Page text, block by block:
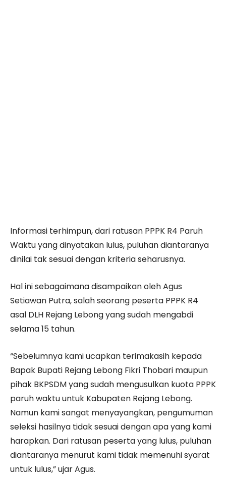
Informasi terhimpun, dari ratusan PPPK R4 Paruh
Waktu yang dinyatakan lulus, puluhan diantaranya
dinilai tak sesuai dengan kriteria seharusnya.
Hal ini sebagaimana disampaikan oleh Agus
Setiawan Putra, salah seorang peserta PPPK R4
asal DLH Rejang Lebong yang sudah mengabdi
selama 15 tahun.
“Sebelumnya kami ucapkan terimakasih kepada
Bapak Bupati Rejang Lebong Fikri Thobari maupun
pihak BKPSDM yang sudah mengusulkan kuota PPPK
paruh waktu untuk Kabupaten Rejang Lebong.
Namun kami sangat menyayangkan, pengumuman
seleksi hasilnya tidak sesuai dengan apa yang kami
harapkan. Dari ratusan peserta yang lulus, puluhan
diantaranya menurut kami tidak memenuhi syarat
untuk lulus,” ujar Agus.